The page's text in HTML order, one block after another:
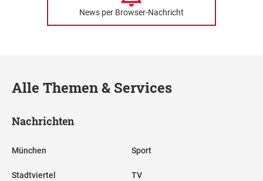
News per Browser-Nachricht
Alle Themen & Services
Nachrichten
München
Stadtviertel
Sport
TV